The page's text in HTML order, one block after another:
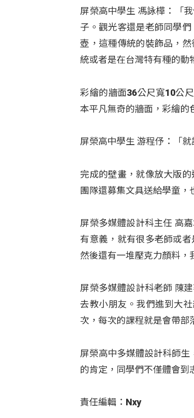
屏榮高中學生 馮詠樺：「
子。觀光客還是老師同學
壺，這種傳統的裝飾品，
統或者是在台灣特有種的動
彩繪的牆面36公尺寬10公
本平凡無奇的牆面，彩繪的
屏榮高中學生 游程伃：「
完成的壁畫，就像放大版
團隊還募集文具送給學童，
屏榮多媒體設計科主任 高
有意義，就有很多老師或
然後還有一堆壓克力顏料，
屏榮多媒體設計科老師 陳
去教小朋友。我們進到大
次，每次的課程就是會帶部
屏榮高中多媒體設計科師
的肯定，同學們不僅體會到
責任編輯：Nxy